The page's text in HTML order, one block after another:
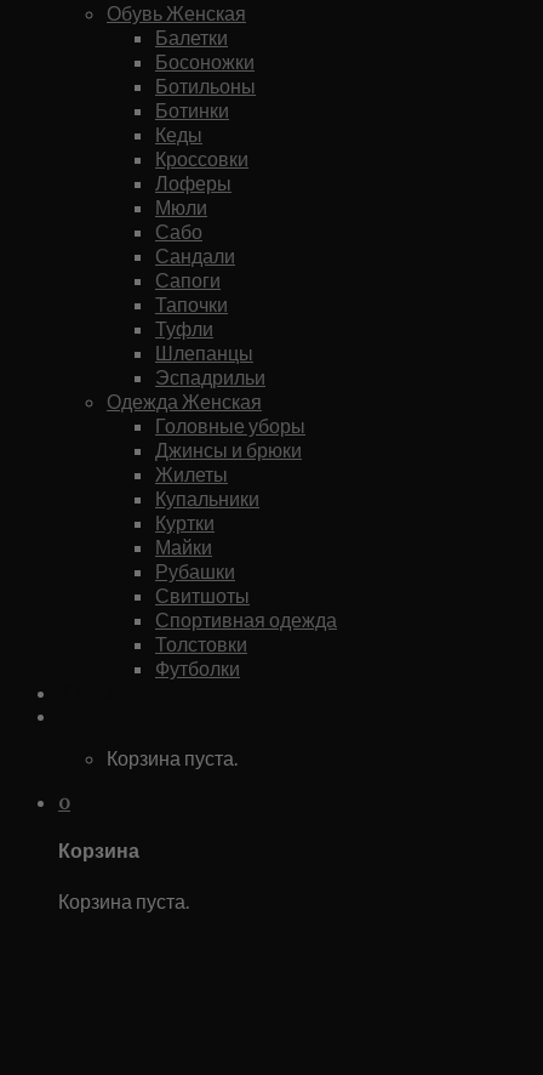
Обувь Женская
Балетки
Босоножки
Ботильоны
Ботинки
Кеды
Кроссовки
Лоферы
Мюли
Сабо
Сандали
Сапоги
Тапочки
Туфли
Шлепанцы
Эспадрильи
Одежда Женская
Головные уборы
Джинсы и брюки
Жилеты
Купальники
Куртки
Майки
Рубашки
Свитшоты
Спортивная одежда
Толстовки
Футболки
Корзина пуста.
0
Корзина
Корзина пуста.